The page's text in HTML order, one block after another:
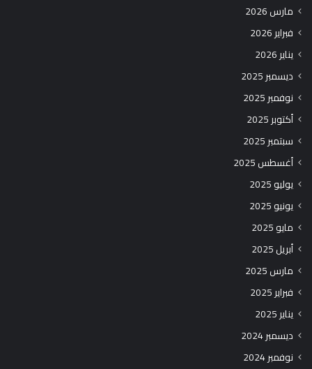
مارس 2026
فبراير 2026
يناير 2026
ديسمبر 2025
نوفمبر 2025
أكتوبر 2025
سبتمبر 2025
أغسطس 2025
يوليو 2025
يونيو 2025
مايو 2025
أبريل 2025
مارس 2025
فبراير 2025
يناير 2025
ديسمبر 2024
نوفمبر 2024